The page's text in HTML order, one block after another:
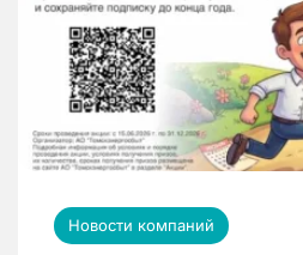
Новости компаний